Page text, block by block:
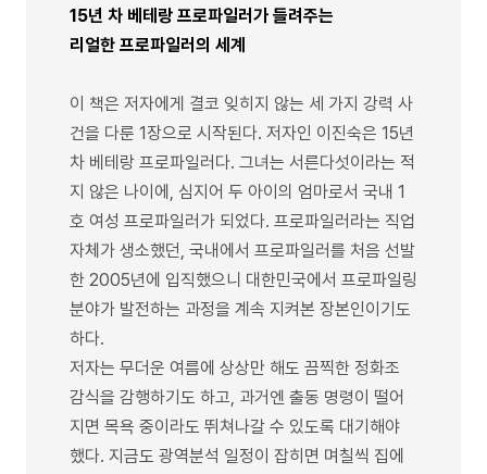
15년 차 베테랑 프로파일러가 들려주는
리얼한 프로파일러의 세계
이 책은 저자에게 결코 잊히지 않는 세 가지 강력 사
건을 다룬 1장으로 시작된다. 저자인 이진숙은 15년
차 베테랑 프로파일러다. 그녀는 서른다섯이라는 적
지 않은 나이에, 심지어 두 아이의 엄마로서 국내 1
호 여성 프로파일러가 되었다. 프로파일러라는 직업
자체가 생소했던, 국내에서 프로파일러를 처음 선발
한 2005년에 입직했으니 대한민국에서 프로파일링
분야가 발전하는 과정을 계속 지켜본 장본인이기도
하다.
저자는 무더운 여름에 상상만 해도 끔찍한 정화조
감식을 감행하기도 하고, 과거엔 출동 명령이 떨어
지면 목욕 중이라도 뛰쳐나갈 수 있도록 대기해야
했다. 지금도 광역분석 일정이 잡히면 며칠씩 집에